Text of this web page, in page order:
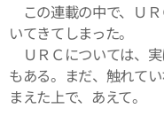
この連載の中で、Ｕ
いてきてしまった。
ＵＲＣについては、
もある。まだ、触れて
まえた上で、あえて。